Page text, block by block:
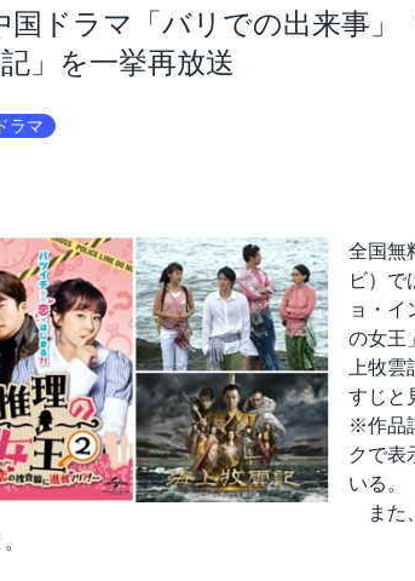
国ドラマ「バリでの出来事」
」を一挙再放送
ドラマ
全国無
ビ）で
ョ・イ
の女王
上牧
すじと
※作品
クで表
いる。
また